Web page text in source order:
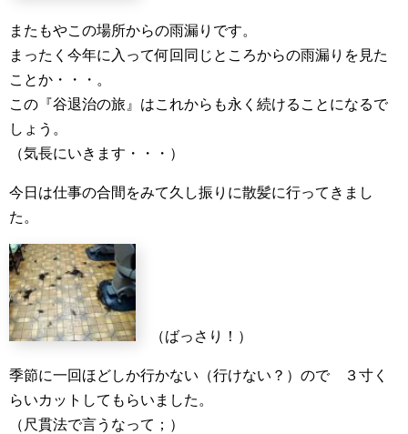
またもやこの場所からの雨漏りです。
まったく今年に入って何回同じところからの雨漏りを見た
ことか・・・。
この『谷退治の旅』はこれからも永く続けることになるで
しょう。
（気長にいきます・・・）
今日は仕事の合間をみて久し振りに散髪に行ってきまし
た。
（ばっさり！）
季節に一回ほどしか行かない（行けない？）ので ３寸く
らいカットしてもらいました。
（尺貫法で言うなって；）